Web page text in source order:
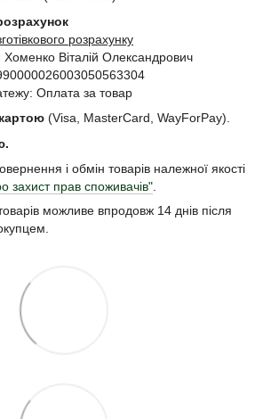
розрахунку
Віталій Олександрович
Оплата за товар
(Visa, MasterCard, WayForPay).
і обмін товарів належної якості
захист прав споживачів"
можливе впродовж 14 днів після